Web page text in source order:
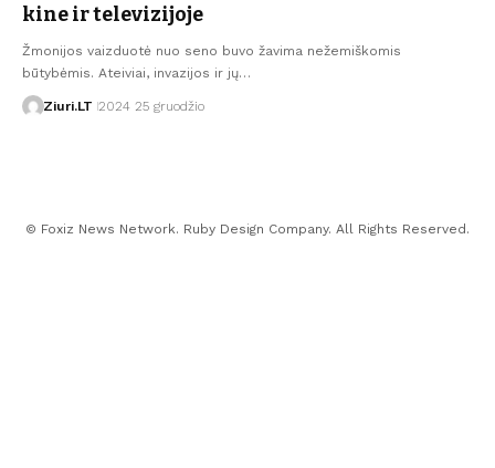
kine ir televizijoje
Žmonijos vaizduotė nuo seno buvo žavima nežemiškomis
būtybėmis. Ateiviai, invazijos ir jų…
Ziuri.LT 2024 25 gruodžio
© Foxiz News Network. Ruby Design Company. All Rights Reserved.